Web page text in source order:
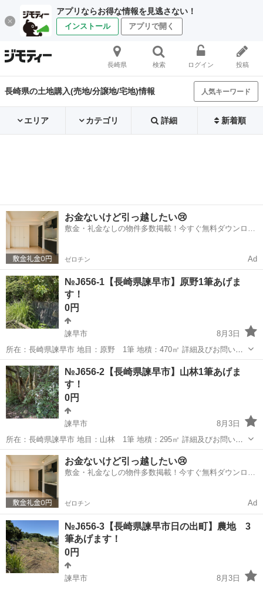
アプリならお得な情報を見逃さない！
インストール アプリで開く
長崎県 検索 ログイン 投稿
長崎県の土地購入(売地/分譲地/宅地)情報 人気キーワード
エリア カテゴリ 詳細 新着順
お金ないけど引っ越したい😢
敷金・礼金なしの物件多数掲載！今すぐ無料ダウンロー
ゼロチン Ad
№J656-1【長崎県諫早市】原野1筆あげま
す！
0円
諫早市
8月3日
所在：長崎県諫早市 地目：原野 1筆 地積：470㎡ 詳細及びお問い合
わせは下記URLからお願い致します。 詳細：https://souzokutochi-
kokkokizoku.com/deflug/nagasak...
長崎 諫早市 土地販売/土地売買 所有者
№J656-2【長崎県諫早市】山林1筆あげま
す！
0円
諫早市
8月3日
所在：長崎県諫早市 地目：山林 1筆 地積：295㎡ 詳細及びお問い合
わせは下記URLからお願い致します。 詳細：https://souzokutochi-
kokkokizoku.com/deflug/nagasak...
長崎 諫早市 土地販売/土地売買 山林
お金ないけど引っ越したい😢
敷金・礼金なしの物件多数掲載！今すぐ無料ダウンロー
ゼロチン Ad
№J656-3【長崎県諫早市日の出町】農地 3
筆あげます！
0円
諫早市
8月3日